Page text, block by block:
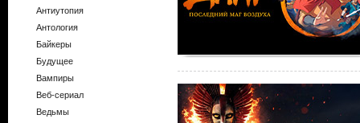
Антиутопия
Антология
Байкеры
Будущее
Вампиры
Веб-сериал
Ведьмы